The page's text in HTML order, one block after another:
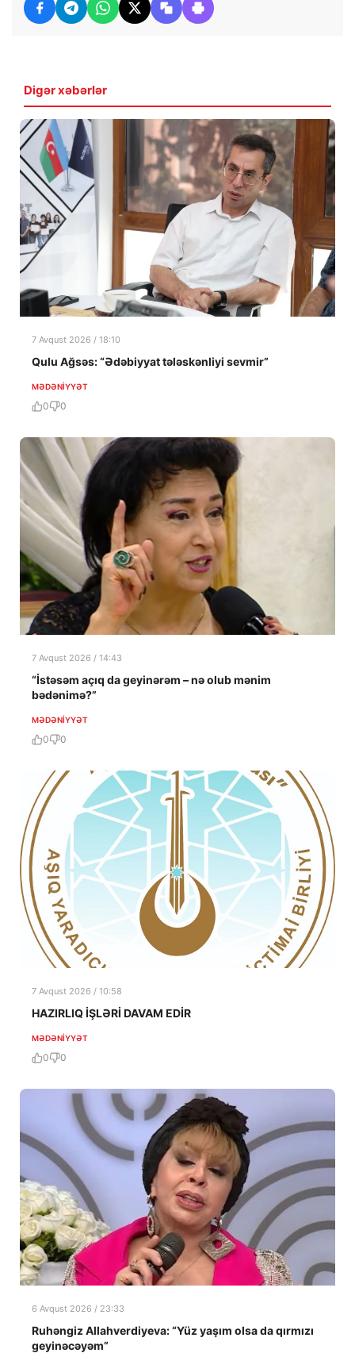
Digər xəbərlər
7 Avqust 2026 / 18:10
Qulu Ağsəs: “Ədəbiyyat tələskənliyi sevmir”
MƏDƏNIYYƏT
0 0
7 Avqust 2026 / 14:43
“İstəsəm açıq da geyinərəm – nə olub mənim
bədənimə?”
MƏDƏNIYYƏT
0 0
7 Avqust 2026 / 10:58
HAZIRLIQ İŞLƏRİ DAVAM EDİR
MƏDƏNIYYƏT
0 0
6 Avqust 2026 / 23:33
Ruhəngiz Allahverdiyeva: “Yüz yaşım olsa da qırmızı
geyinəcəyəm”